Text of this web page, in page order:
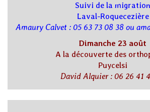
Suivi de la migration
Laval-Roquecezière
Amaury Calvet : 05 63 73 08 38 ou
Dimanche 23 août
A la découverte des
Puycelsi
David Alquier : 06 26 41